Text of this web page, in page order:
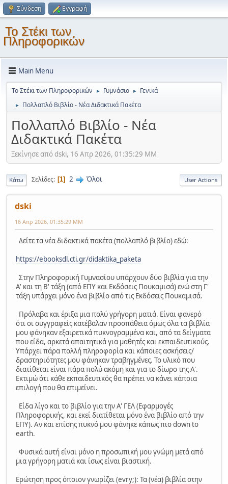
Σύνδεση Εγγραφή
Το Στέκι των
Πληροφορικών
Main Menu
Το Στέκι των Πληροφορικών ► Γυμνάσιο ► Γενικά
► Πολλαπλό Βιβλίο - Νέα Διδακτικά Πακέτα
Πολλαπλό Βιβλίο - Νέα
Διδακτικά Πακέτα
Ξεκίνησε από dski, 16 Απρ 2026, 01:35:29 ΜΜ
Κάτω Σελίδες 1 2 Όλοι User Actions
dski
16 Απρ 2026, 01:35:29 ΜΜ
Δείτε τα νέα διδακτικά πακέτα (πολλαπλό βιβλίο) εδώ:
https://ebooksdl.cti.gr/didaktika_paketa
Στην Πληροφορική Γυμνασίου υπάρχουν δύο βιβλία για την
Α' και τη Β' τάξη (από ΕΠΥ και Εκδόσεις Πουκαμισά) ενώ στη Γ'
τάξη υπάρχει μόνο ένα βιβλίο από τις Εκδόσεις Πουκαμισά.
Πρόλαβα και έριξα μια πολύ γρήγορη ματιά. Είναι φανερό
ότι οι συγγραφείς κατέβαλαν προσπάθεια όμως όλα τα βιβλία
μου φάνηκαν εξαιρετικά πυκνογραμμένα και, από τα δείγματα
που είδα, αρκετά απαιτητικά για μαθητές και εκπαιδευτικούς.
Υπάρχει πάρα πολλή πληροφορία και κάποιες ασκήσεις/
δραστηριότητες μου φάνηκαν τραβηγμένες. Το υλικό που
διατίθεται είναι πάρα πολύ ακόμη και για το δίωρο της Α'.
Εκτιμώ ότι κάθε εκπαιδευτικός θα πρέπει να κάνει κάποια
επιλογή που θα επιμείνει.
Είδα λίγο και το βιβλίο για την Α' ΓΕΛ (Εφαρμογές
Πληροφορικής, και εκεί διατίθεται μόνο ένα βιβλίο από την
ΕΠΥ). Αν και επίσης πυκνό μου φάνηκε κάπως πιο down to
earth.
Φυσικά αυτή είναι μόνο η προσωπική μου γνώμη μετά από
μια γρήγορη ματιά και ίσως είναι βιαστική.
Ερώτηση προς όποιον γνωρίζει (evry;): Τα (νέα) βιβλία στην